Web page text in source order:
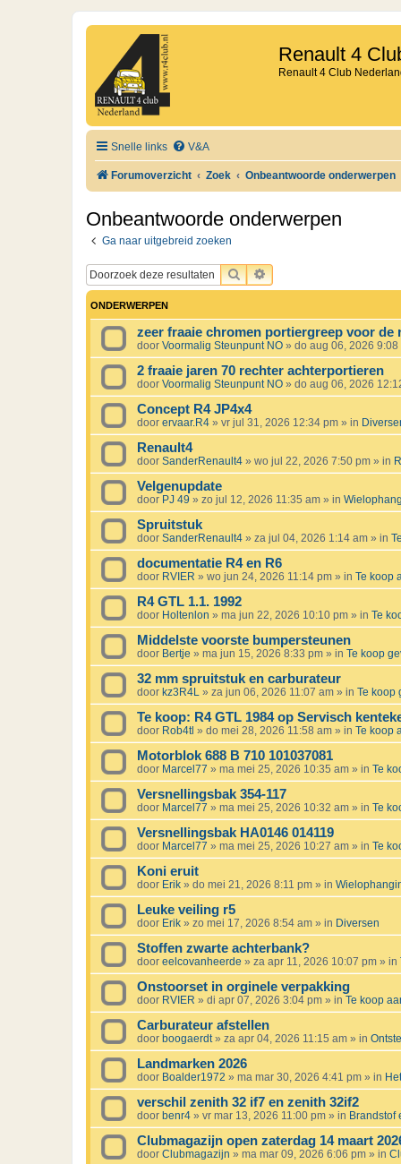
Renault 4
Renault 4 Club
Snelle links V&A
Forumoverzicht Zoek Onbeantwoorde onderwerpen
Onbeantwoorde onderwerpen
Ga naar uitgebreid zoeken
ZOEKUITGEBREID ZOEKEN
ONDERWERPEN
zeer fraaie chromen portiergreep voor de
door Voormalig Steunpunt NO » do aug 06, 2026 9:08
2 fraaie jaren 70 rechter achterportieren
door Voormalig Steunpunt NO » do aug 06, 2026
Concept R4 JP4x4
door ervaar.R4 » vr jul 31, 2026 12:34 pm » in
Renault4
door SanderRenault4 » wo jul 22, 2026 7:50 pm » in
Velgenupdate
door PJ 49 » zo jul 12, 2026 11:35 am » in
Spruitstuk
door SanderRenault4 » za jul 04, 2026 1:14 am » in
documentatie R4 en R6
door RVIER » wo jun 24, 2026 11:14 pm » in Te koop
R4 GTL 1.1. 1992
door Holtenlon » ma jun 22, 2026 10:10 pm » in Te
Middelste voorste bumpersteunen
door Bertje » ma jun 15, 2026 8:33 pm » in Te koop
32 mm spruitstuk en carburateur
door kz3R4L » za jun 06, 2026 11:07 am » in Te koop
Te koop: R4 GTL 1984 op Servisch
door Rob4tl » do mei 28, 2026 11:58 am » in Te koop
Motorblok 688 B 710 101037081
door Marcel77 » ma mei 25, 2026 10:35 am » in Te
Versnellingsbak 354-117
door Marcel77 » ma mei 25, 2026 10:32 am » in Te
Versnellingsbak HA0146 014119
door Marcel77 » ma mei 25, 2026 10:27 am » in Te
Koni eruit
door Erik » do mei 21, 2026 8:11 pm » in
Leuke veiling r5
door Erik » zo mei 17, 2026 8:54 am » in Diversen
Stoffen zwarte achterbank?
door eelcovanheerde » za apr 11, 2026 10:07 pm » in
Onstoorset in orginele verpakking
door RVIER » di apr 07, 2026 3:04 pm » in Te koop
Carburateur afstellen
door boogaerdt» za apr 04, 2026 11:15 am » in
Landmarken 2026
door Boalder1972 » ma mar 30, 2026 4:41 pm » in
verschil zenith 32 if7 en zenith 32if2
door benr4 » vr mar 13, 2026 11:00 pm » in Brandstof
Clubmagazijn open zaterdag 14 maart
door Clubmagazijn » ma mar 09, 2026 6:06 pm » in